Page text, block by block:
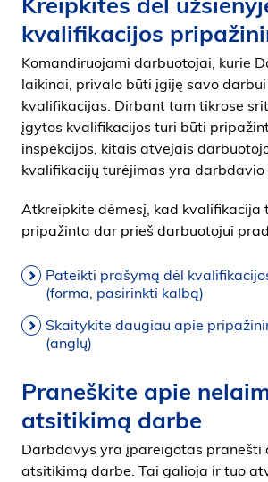
kvalifikacijos
Komandiruojami darbuotojai, kurie
laikinai, privalo būti įgiję savo
kvalifikacijas. Dirbant tam tikrose
įgytos kvalifikacijos turi būti
inspekcijos, kitais atvejais
kvalifikacijų turėjimas yra darbdavio
Atkreipkite dėmesį, kad kvalifikacija
pripažinta dar prieš darbuotojui
Pateikti prašymą dėl
(forma, pasirinkti kalbą)
Skaitykite daugiau apie
(anglų)
Praneškite apie
atsitikimą darbe
Darbdavys yra įpareigotas pranešti
atsitikimą darbe. Tai galioja ir tuo